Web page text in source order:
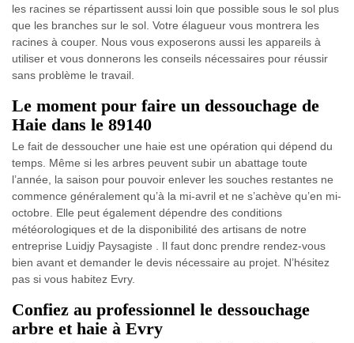
les racines se répartissent aussi loin que possible sous le sol plus
que les branches sur le sol. Votre élagueur vous montrera les
racines à couper. Nous vous exposerons aussi les appareils à
utiliser et vous donnerons les conseils nécessaires pour réussir
sans problème le travail.
Le moment pour faire un dessouchage de
Haie dans le 89140
Le fait de dessoucher une haie est une opération qui dépend du
temps. Même si les arbres peuvent subir un abattage toute
l’année, la saison pour pouvoir enlever les souches restantes ne
commence généralement qu’à la mi-avril et ne s’achève qu’en mi-
octobre. Elle peut également dépendre des conditions
météorologiques et de la disponibilité des artisans de notre
entreprise Luidjy Paysagiste . Il faut donc prendre rendez-vous
bien avant et demander le devis nécessaire au projet. N’hésitez
pas si vous habitez Evry.
Confiez au professionnel le dessouchage
arbre et haie à Evry